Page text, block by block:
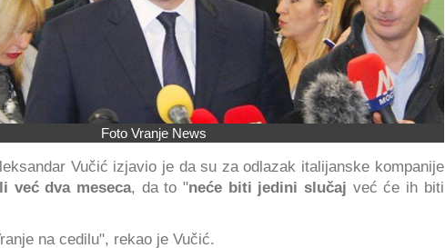
Foto Vranje News
Vučić izjavio je da su za odlazak italijanske kompanije
već dva meseca, da to "neće biti jedini slučaj već će ih biti
na cedilu", rekao je Vučić.